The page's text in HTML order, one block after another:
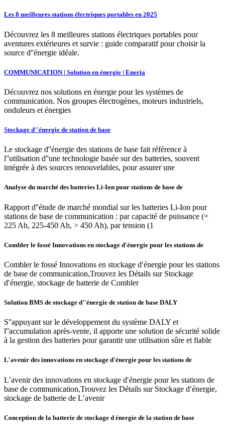
Les 8 meilleures stations électriques portables en 2025
Découvrez les 8 meilleures stations électriques portables pour
aventures extérieures et survie : guide comparatif pour choisir la
source d''énergie idéale.
COMMUNICATION | Solution en énergie | Eneria
Découvrez nos solutions en énergie pour les systèmes de
communication. Nos groupes électrogènes, moteurs industriels,
onduleurs et énergies
Stockage d''énergie de station de base
Le stockage d''énergie des stations de base fait référence à
l''utilisation d''une technologie basée sur des batteries, souvent
intégrée à des sources renouvelables, pour assurer une
Analyse du marché des batteries Li-Ion pour stations de base de
Rapport d''étude de marché mondial sur les batteries Li-Ion pour
stations de base de communication : par capacité de puissance (=
225 Ah, 225-450 Ah, > 450 Ah), par tension (1
Combler le fossé Innovations en stockage d′énergie pour les stations de
Combler le fossé Innovations en stockage d′énergie pour les stations
de base de communication,Trouvez les Détails sur Stockage
d′énergie, stockage de batterie de Combler
Solution BMS de stockage d''énergie de station de base DALY
S''appuyant sur le développement du système DALY et
l''accumulation après-vente, il apporte une solution de sécurité solide
à la gestion des batteries pour garantir une utilisation sûre et fiable
L′avenir des innovations en stockage d′énergie pour les stations de
L′avenir des innovations en stockage d′énergie pour les stations de
base de communication,Trouvez les Détails sur Stockage d′énergie,
stockage de batterie de L′avenir
Conception de la batterie de stockage d énergie de la station de base